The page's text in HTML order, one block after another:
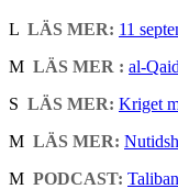
L LÄS MER: 11
M LÄS MER : al-
S LÄS MER: Kriget
M LÄS MER:
M PODCAST: